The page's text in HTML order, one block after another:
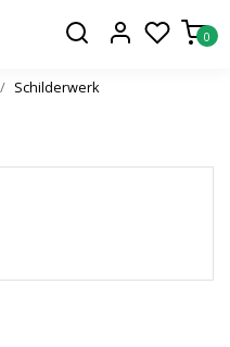
0
Schilderwerk